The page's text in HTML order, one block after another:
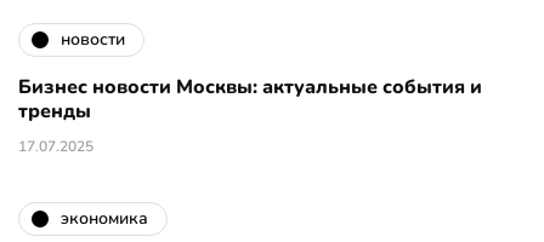
новости
Бизнес новости Москвы: актуальные события и
тренды
17.07.2025
экономика